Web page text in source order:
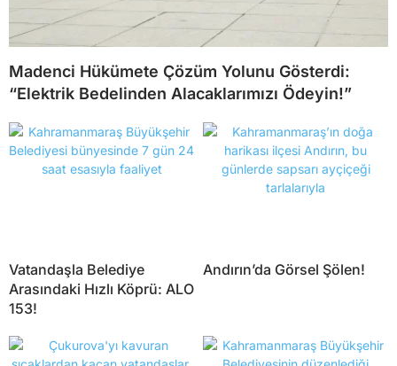
Madenci Hükümete Çözüm Yolunu Gösterdi:
“Elektrik Bedelinden Alacaklarımızı Ödeyin!”
Vatandaşla Belediye
Arasındaki Hızlı Köprü: ALO
153!
Andırın’da Görsel Şölen!